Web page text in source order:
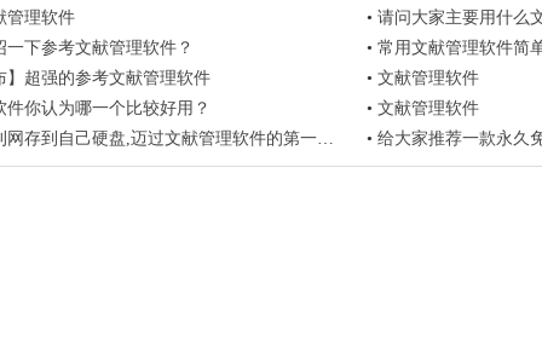
管理软件 • 请问大家主要用什么
一下参考文献管理软件？
• 常用文献管理软件简
】超强的参考文献管理软件
• 文献管理软件
件你认为哪一个比较好用？
• 文献管理软件
存到自己硬盘,迈过文献管理软件的第一个坎!
• 给大家推荐一款永久